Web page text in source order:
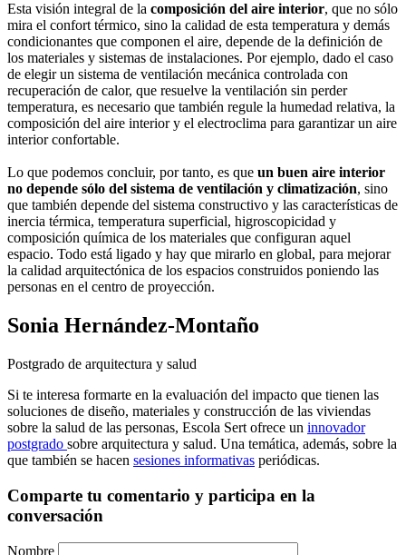
Esta visión integral de la composición del aire interior, que no sólo
mira el confort térmico, sino la calidad de esta temperatura y demás
condicionantes que componen el aire, depende de la definición de
los materiales y sistemas de instalaciones. Por ejemplo, dado el caso
de elegir un sistema de ventilación mecánica controlada con
recuperación de calor, que resuelve la ventilación sin perder
temperatura, es necesario que también regule la humedad relativa, la
composición del aire interior y el electroclima para garantizar un aire
interior confortable.
Lo que podemos concluir, por tanto, es que un buen aire interior
no depende sólo del sistema de ventilación y climatización, sino
que también depende del sistema constructivo y las características de
inercia térmica, temperatura superficial, higroscopicidad y
composición química de los materiales que configuran aquel
espacio. Todo está ligado y hay que mirarlo en global, para mejorar
la calidad arquitectónica de los espacios construidos poniendo las
personas en el centro de proyección.
Sonia Hernández-Montaño
Postgrado de arquitectura y salud
Si te interesa formarte en la evaluación del impacto que tienen las
soluciones de diseño, materiales y construcción de las viviendas
sobre la salud de las personas, Escola Sert ofrece un innovador
postgrado sobre arquitectura y salud. Una temática, además, sobre la
que también se hacen sesiones informativas periódicas.
Comparte tu comentario y participa en la
conversación
Nombre